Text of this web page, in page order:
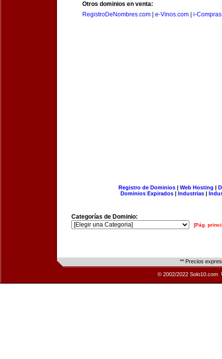
Otros dominios en venta:
RegistroDeNombres.com
e-Vinos.com i-
Registro de Dominios| Web Hosting |
Dominios Expirados | Industrias |
Categorías de Dominio:
[Pág.
** Precios
© 2002/2022 Solo10.com